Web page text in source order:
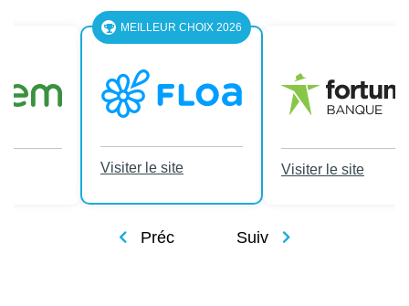
CHOIX 2026
Visiter le site Visiter le site
Préc Suiv